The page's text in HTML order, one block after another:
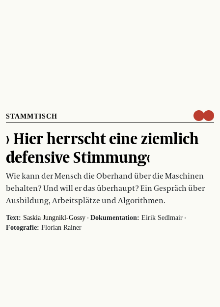
STAMMTISCH
› Hier herrscht eine ziemlich
defensive Stimmung‹
Wie kann der Mensch die Oberhand über die Maschinen
behalten? Und will er das überhaupt? Ein Gespräch über
Ausbildung, Arbeitsplätze und Algorithmen.
Text: Saskia Jungnikl-Gossy · Dokumentation: Eirik Sedlmair ·
Fotografie: Florian Rainer